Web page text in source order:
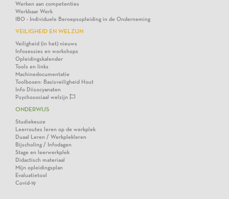
Werken aan competenties
Werkbaar Werk
IBO - Individuele Beroepsopleiding in de Onderneming
VEILIGHEID EN WELZIJN
Veiligheid (in het) nieuws
Infosessies en workshops
Opleidingskalender
Tools en links
Machinedocumentatie
Toolboxen: Basisveiligheid Hout
Info Diisocyanaten
Psychosociaal welzijn
ONDERWIJS
Studiekeuze
Leerroutes leren op de werkplek
Duaal Leren / Werkplekleren
Bijscholing / Infodagen
Stage en leerwerkplek
Didactisch materiaal
Mijn opleidingsplan
Evaluatietool
Covid-19